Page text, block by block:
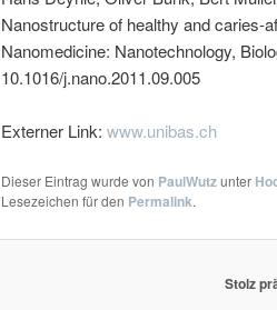
Nanostructure of healthy and caries-
Nanomedicine: Nanotechnology,
10.1016/j.nano.2011.09.005
Externer Link:www.unibas.ch
Dieser Eintrag wurde von PaulWutzunter
Lesezeichen für den Permalink.
Stolz